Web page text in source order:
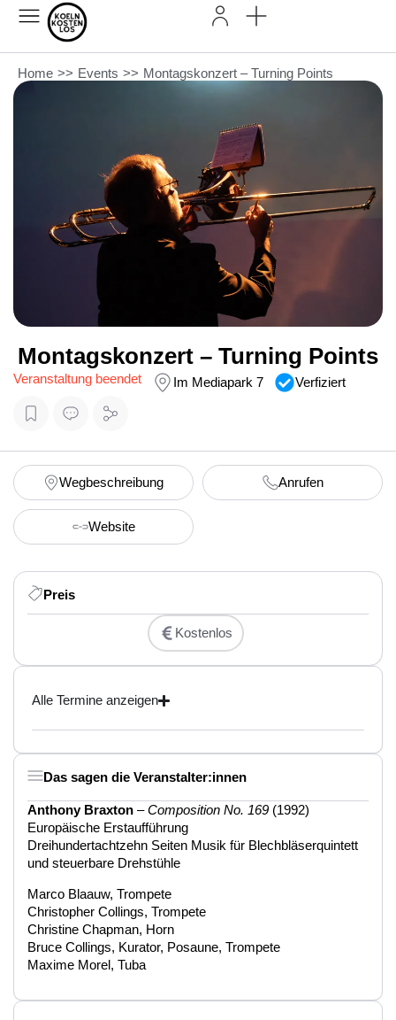
Home >> Events >> Montagskonzert – Turning Points
Montagskonzert – Turning Points
Veranstaltung beendet Im Mediapark 7 Verfiziert
Wegbeschreibung Anrufen
Website
Preis
Kostenlos
Alle Termine anzeigen
Das sagen die Veranstalter:innen
Anthony Braxton –Composition No. 169 (1992)
Europäische Erstaufführung
Dreihundertachtzehn Seiten Musik für Blechbläserquintett
und steuerbare Drehstühle
Marco Blaauw, Trompete
Christopher Collings, Trompete
Christine Chapman, Horn
Bruce Collings, Kurator, Posaune, Trompete
Maxime Morel, Tuba